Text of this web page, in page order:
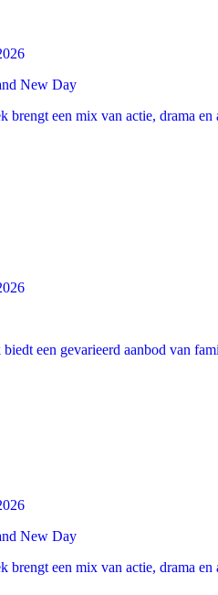
New Day
brengt een mix van actie, drama
een gevarieerd aanbod van
New Day
brengt een mix van actie, drama